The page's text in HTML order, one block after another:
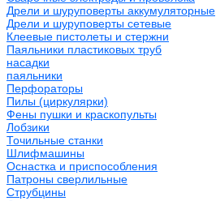
Дрели и шуруповерты аккумуляторные
Дрели и шуруповерты сетевые
Клеевые пистолеты и стержни
Паяльники пластиковых труб
насадки
паяльники
Перфораторы
Пилы (циркулярки)
Фены пушки и краскопульты
Лобзики
Точильные станки
Шлифмашины
Оснастка и приспособления
Патроны сверлильные
Струбцины